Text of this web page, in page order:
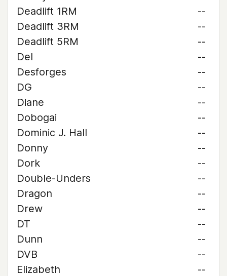
Deadlift 1RM
--
Deadlift 3RM
--
Deadlift 5RM
--
Del
--
Desforges
--
DG
--
Diane
--
Dobogai
--
Dominic J. Hall
--
Donny
--
Dork
--
Double-Unders
--
Dragon
--
Drew
--
DT
--
Dunn
--
DVB
--
Elizabeth
--